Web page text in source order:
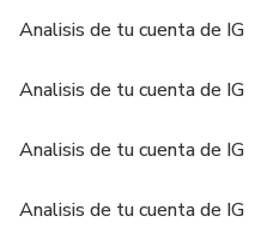
Analisis de tu cuenta de IG
Analisis de tu cuenta de IG
Analisis de tu cuenta de IG
Analisis de tu cuenta de IG